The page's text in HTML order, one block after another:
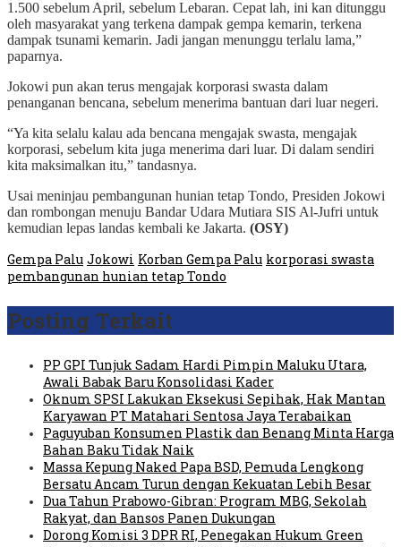
1.500 sebelum April, sebelum Lebaran. Cepat lah, ini kan ditunggu
oleh masyarakat yang terkena dampak gempa kemarin, terkena
dampak tsunami kemarin. Jadi jangan menunggu terlalu lama,”
paparnya.
Jokowi pun akan terus mengajak korporasi swasta dalam
penanganan bencana, sebelum menerima bantuan dari luar negeri.
“Ya kita selalu kalau ada bencana mengajak swasta, mengajak
korporasi, sebelum kita juga menerima dari luar. Di dalam sendiri
kita maksimalkan itu,” tandasnya.
Usai meninjau pembangunan hunian tetap Tondo, Presiden Jokowi
dan rombongan menuju Bandar Udara Mutiara SIS Al-Jufri untuk
kemudian lepas landas kembali ke Jakarta. (OSY)
Gempa Palu Jokowi Korban Gempa Palu korporasi swasta
pembangunan hunian tetap Tondo
Posting Terkait
PP GPI Tunjuk Sadam Hardi Pimpin Maluku Utara,
Awali Babak Baru Konsolidasi Kader
Oknum SPSI Lakukan Eksekusi Sepihak, Hak Mantan
Karyawan PT Matahari Sentosa Jaya Terabaikan
Paguyuban Konsumen Plastik dan Benang Minta Harga
Bahan Baku Tidak Naik
Massa Kepung Naked Papa BSD, Pemuda Lengkong
Bersatu Ancam Turun dengan Kekuatan Lebih Besar
Dua Tahun Prabowo-Gibran: Program MBG, Sekolah
Rakyat, dan Bansos Panen Dukungan
Dorong Komisi 3 DPR RI, Penegakan Hukum Green